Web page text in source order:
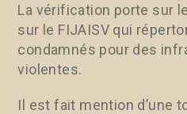
La vérification porte sur
sur le FIJAISV qui
condamnés pour des
violentes.
Il est fait mention d’une